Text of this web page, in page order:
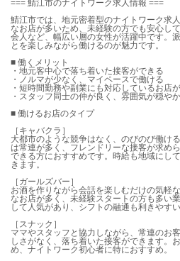
=== 鯖江市のナイトワーク求人情報 ===
鯖江市では、地元密着型のナイトワーク求
なお店が多いため、未経験の方でも安心し
会人など、幅広い層の女性が活躍中です。
とを楽しみながら働けるのが魅力です。
■ 働くメリット
・地元客中心で落ち着いた接客ができる
・ノルマが少なく、マイペースで働ける
・短時間勤務や副業にも対応しているお店
・スタッフ同士の仲が良く、雰囲気が穏やか
■ 働けるお店のタイプ
［キャバクラ］
大都市のような競争はなく、のびのび働け
は常連が多く、フレンドリーな接客が求め
できる方におすすめです。時給も地域にし
きます。
［ガールズバー］
お酒を作りながら会話を楽しむだけの気軽
なお店が多く、未経験スタートの方も多い
して人気があり、シフトの融通も利きやすい
［スナック］
ママやスタッフと協力しながら、常連のお
しさがなく、落ち着いた接客ができます。
め、ナイトワーク初心者に特におすすめ。